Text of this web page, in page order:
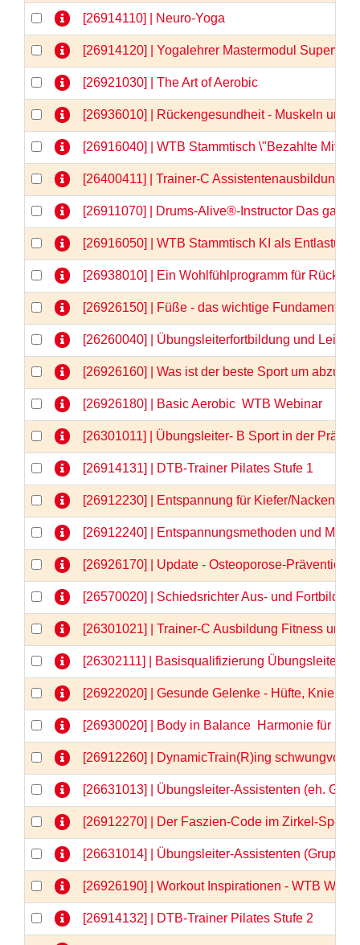
[26914110] | Neuro-Yoga
[26914120] | Yogalehrer Mastermodul
[26921030] | The Art of Aerobic
[26936010] | Rückengesundheit - Muskeln und
[26916040] | WTB Stammtisch \"Bezahlte
[26400411] | Trainer-C Assistentenausbildung,
[26911070] | Drums-Alive®-Instructor Das
[26916050] | WTB Stammtisch KI als
[26938010] | Ein Wohlfühlprogramm für Rücken
[26926150] | Füße - das wichtige Fundament -
[26260040] | Übungsleiterfortbildung und
[26926160] | Was ist der beste Sport um
[26926180] | Basic Aerobic  WTB Webinar
[26301011] | Übungsleiter- B Sport in der
[26914131] | DTB-Trainer Pilates Stufe 1
[26912230] | Entspannung für Kiefer/Nacken/
[26912240] | Entspannungsmethoden und
[26926170] | Update - Osteoporose-Prävention
[26570020] | Schiedsrichter Aus- und
[26301021] | Trainer-C Ausbildung Fitness und
[26302111] | Basisqualifizierung Übungsleiter-
[26922020] | Gesunde Gelenke - Hüfte, Knie &
[26930020] | Body in Balance  Harmonie für
[26912260] | DynamicTrain(R)ing
[26631013] | Übungsleiter-Assistenten (eh.
[26912270] | Der Faszien-Code im Zirkel-
[26631014] | Übungsleiter-Assistenten
[26926190] | Workout Inspirationen - WTB
[26914132] | DTB-Trainer Pilates Stufe 2